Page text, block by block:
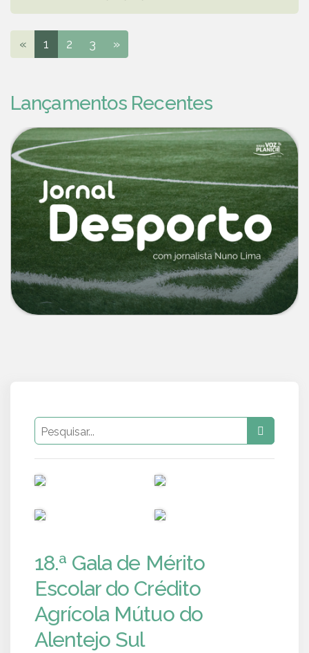
« 1 2 3 »
Lançamentos Recentes
18.ª Gala de Mérito
Escolar do Crédito
Agrícola Mútuo do
Alentejo Sul